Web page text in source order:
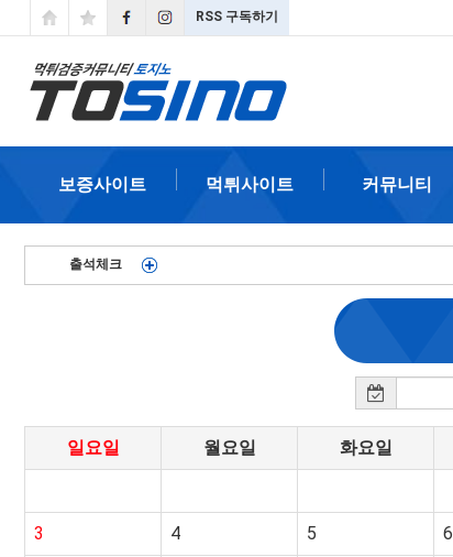
RSS 구독하기
보증사이트 먹튀사이트 커뮤니티
출석체크
일요일 월요일 화요일
3 4 5 6